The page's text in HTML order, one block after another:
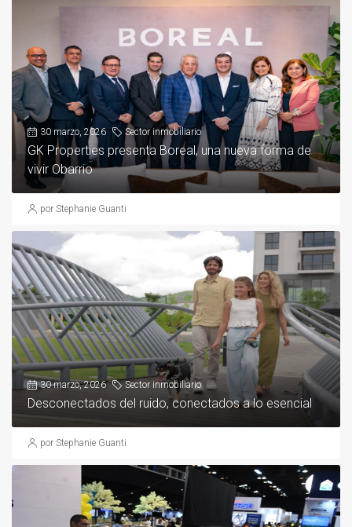
30 marzo, 2026 Sector inmobiliario
GK Properties presenta Boreal, una nueva forma de
vivir Obarrio
por Stephanie Guanti
30 marzo, 2026 Sector inmobiliario
Desconectados del ruido, conectados a lo esencial
por Stephanie Guanti